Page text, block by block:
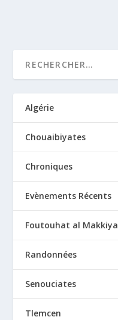
Algérie
Chouaibiyates
Chroniques
Evènements Récents
Foutouhat al Makkiya
Randonnées
Senouciates
Tlemcen